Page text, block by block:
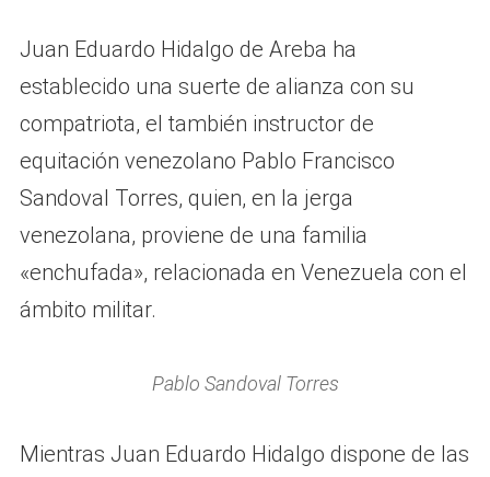
Juan Eduardo Hidalgo de Areba ha
establecido una suerte de alianza con su
compatriota, el también instructor de
equitación venezolano Pablo Francisco
Sandoval Torres, quien, en la jerga
venezolana, proviene de una familia
«enchufada», relacionada en Venezuela con el
ámbito militar.
Pablo Sandoval Torres
Mientras Juan Eduardo Hidalgo dispone de las